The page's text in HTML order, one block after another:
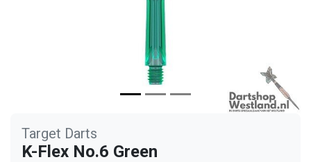
Target Darts
K-Flex No.6 Green